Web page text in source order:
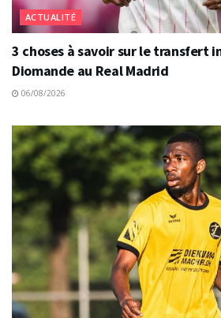
ACTUALITÉ
3 choses à savoir sur le transfert
Diomande au Real Madrid
06/08/2026